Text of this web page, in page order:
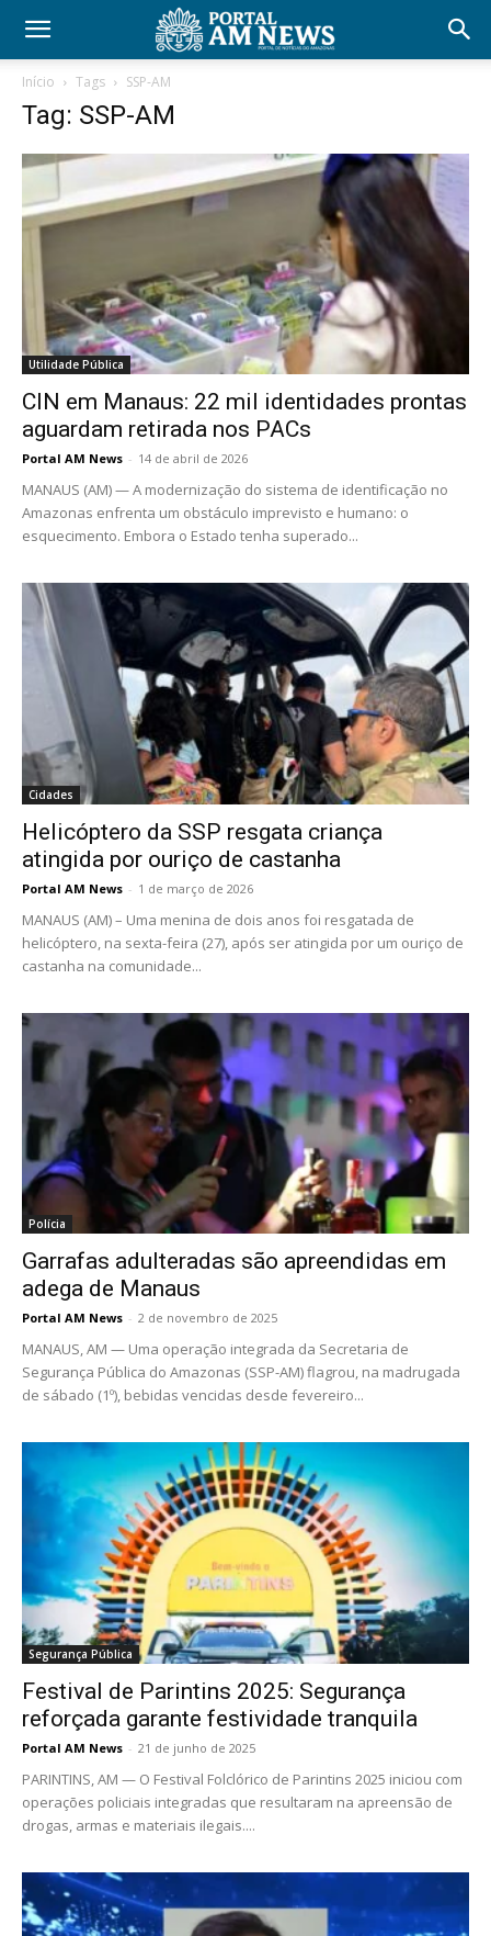
Início Tags SSP-AM
Tag: SSP-AM
Utilidade Pública
CIN em Manaus: 22 mil identidades prontas
aguardam retirada nos PACs
Portal AM News - 14 de abril de 2026
MANAUS (AM) — A modernização do sistema de identificação no
Amazonas enfrenta um obstáculo imprevisto e humano: o
esquecimento. Embora o Estado tenha superado...
Cidades
Helicóptero da SSP resgata criança
atingida por ouriço de castanha
Portal AM News - 1 de março de 2026
MANAUS (AM) – Uma menina de dois anos foi resgatada de
helicóptero, na sexta-feira (27), após ser atingida por um ouriço de
castanha na comunidade...
Polícia
Garrafas adulteradas são apreendidas em
adega de Manaus
Portal AM News - 2 de novembro de 2025
MANAUS, AM — Uma operação integrada da Secretaria de
Segurança Pública do Amazonas (SSP-AM) flagrou, na madrugada
de sábado (1º), bebidas vencidas desde fevereiro...
Segurança Pública
Festival de Parintins 2025: Segurança
reforçada garante festividade tranquila
Portal AM News - 21 de junho de 2025
PARINTINS, AM — O Festival Folclórico de Parintins 2025 iniciou com
operações policiais integradas que resultaram na apreensão de
drogas, armas e materiais ilegais....